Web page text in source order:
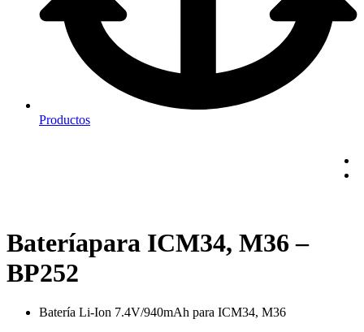
Productos
Bateríapara ICM34, M36 –
BP252
Batería Li-Ion 7.4V/940mAh para ICM34, M36